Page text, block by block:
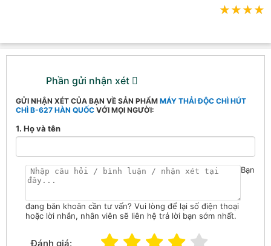
Phần gửi nhận xét
GỬI NHẬN XÉT CỦA BẠN VỀ SẢN PHẨM MÁY THẢI ĐỘC CHÌ HÚT
CHÌ B-627 HÀN QUỐC VỚI MỌI NGƯỜI:
1. Họ và tên
Bạn
đang băn khoăn cần tư vấn? Vui lòng để lại số điện thoại
hoặc lời nhắn, nhân viên sẽ liên hệ trả lời bạn sớm nhất.
Đánh giá: